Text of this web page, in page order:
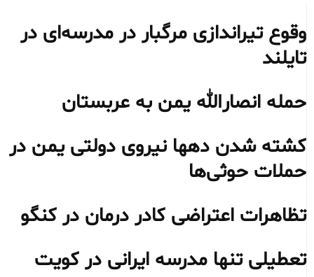
وقوع تیراندازی مرگبار در مدرسه‌ای در
تایلند
حمله انصارالله یمن به عربستان
کشته شدن دهها نیروی دولتی یمن در
حملات حوثی‌ها
تظاهرات اعتراضی کادر درمان در کنگو
تعطیلی تنها مدرسه ایرانی در کویت